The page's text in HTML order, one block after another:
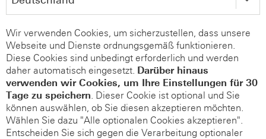
Wir verwenden Cookies, um sicherzustellen, dass unsere
Webseite und Dienste ordnungsgemäß funktionieren.
Diese Cookies sind unbedingt erforderlich und werden
daher automatisch eingesetzt. Darüber hinaus
verwenden wir Cookies, um Ihre Einstellungen für 30
Tage zu speichern. Dieser Cookie ist optional und Sie
können auswählen, ob Sie diesen akzeptieren möchten.
Wählen Sie dazu "Alle optionalen Cookies akzeptieren".
Entscheiden Sie sich gegen die Verarbeitung optionaler